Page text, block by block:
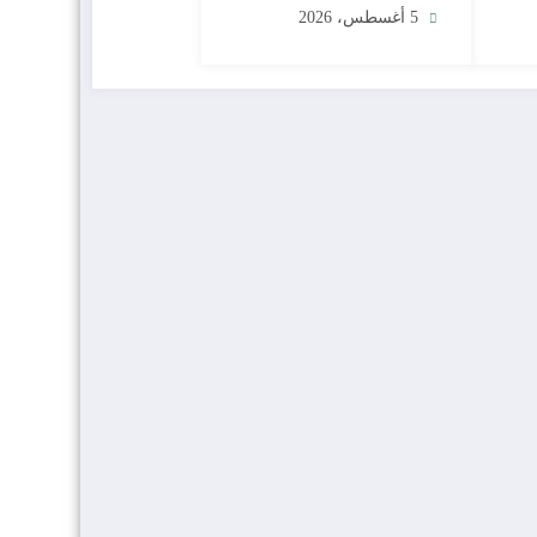
وحماية الثروة الحيوانية
5 أغسطس، 2026